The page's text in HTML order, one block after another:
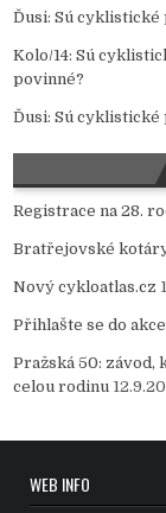
Ďusi:Sú cyklistické
Kolo/14:Sú
povinné?
Ďusi:Sú cyklistické
Registrace na 28.
Bratřejovské
Nový cykloatlas.cz
Přihlašte se do
Pražská 50:
celou rodinu
WEB INFO